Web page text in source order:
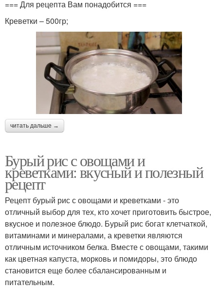
=== Для рецепта Вам понадобится ===
Креветки – 500гр;
читать дальше →
Бурый рис с овощами и
креветками: вкусный и полезный
рецепт
Рецепт бурый рис с овощами и креветками - это
отличный выбор для тех, кто хочет приготовить быстрое,
вкусное и полезное блюдо. Бурый рис богат клетчаткой,
витаминами и минералами, а креветки являются
отличным источником белка. Вместе с овощами, такими
как цветная капуста, морковь и помидоры, это блюдо
становится еще более сбалансированным и
питательным.